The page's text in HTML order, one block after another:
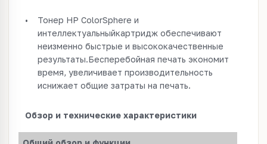
•
Тонер HP ColorSphere и
интеллектуальныйкартридж обеспечивают
неизменно быстрые и высококачественные
результаты.Бесперебойная печать экономит
время, увеличивает производительность
иснижает общие затраты на печать.
Обзор и технические характеристики